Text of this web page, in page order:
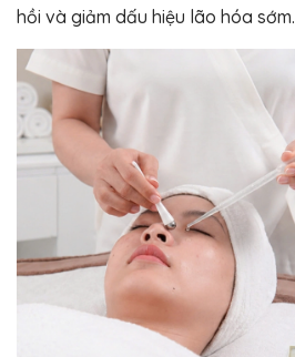
hồi và giảm dấu hiệu lão hóa sớm.